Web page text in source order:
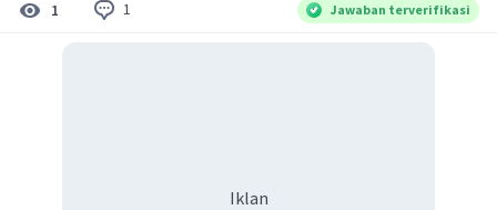
1 1 Jawaban terverifikasi
Iklan